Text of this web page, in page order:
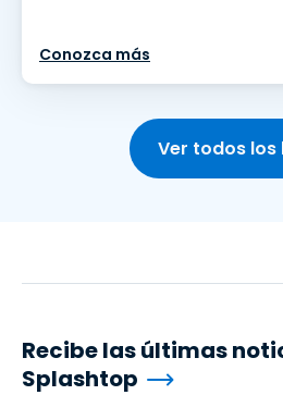
Conozca más
Ver todos los
Recibe las últimas
Splashtop